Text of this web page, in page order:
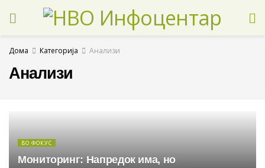
Дома Категорија Анализи
Анализи
ВО ФОКУС
Мониторинг: Напредок има, но